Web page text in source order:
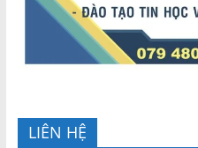
LIÊN HỆ